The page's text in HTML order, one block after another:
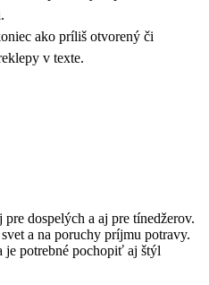
ako príliš otvorený či
v texte.
dospelých a aj pre tínedžerov.
a na poruchy príjmu potravy.
potrebné pochopiť aj štýl